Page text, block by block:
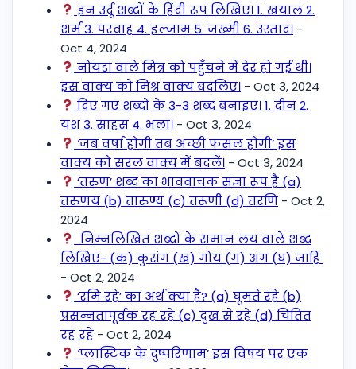
इन उर्दू शब्दों के हिंदी रूप लिखिए। 1. खयाल 2.
शर्म 3. परवाह 4. इल्जाम 5. जख्मी 6. उस्ताद। -
Oct 4, 2024
नोयडा वाले मित्र को पहुँचने में देर हो गई थी।
इस वाक्य को मिश्र वाक्य बदलिए। - Oct 3, 2024
दिए गए शब्दों के 3-3 शब्द बनाइए। 1. दीन 2.
यश 3. साहस 4. भला। - Oct 3, 2024
‘जब वर्षा होगी तब अच्छी फसल होगी’ इस
वाक्य को सरल वाक्य में बदलें। - Oct 3, 2024
‘तरुण’ शब्द का भाववाचक संज्ञा रूप है (a)
तरुणय (b) तारुण्य (c) तरूणी (d) तरणि - Oct 2,
2024
निम्नलिखित शब्दों के समान लय वाले शब्द
लिखिए- (क) कुसंग (ख) गोय (ग) अंग (घ) जाहिं
- Oct 2, 2024
‘रमि रहे’ का अर्थ क्या है? (a) घूमते रहे (b)
प्रसन्नतापूर्वक रह रहे (c) दुख से रहे (d) चिंतित
रह रहे - Oct 2, 2024
‘प्लास्टिक के दुष्परिणाम’ इस विषय पर एक